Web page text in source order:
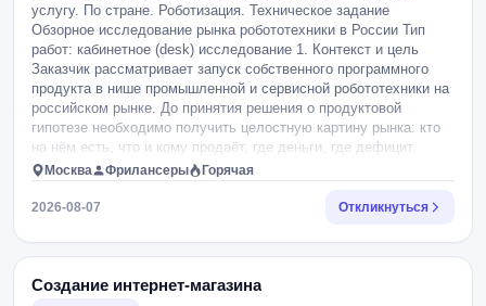
услугу. По стране. Роботизация. Техническое задание
Обзорное исследование рынка робототехники в России Тип
работ: кабинетное (desk) исследование 1. Контекст и цель
Заказчик рассматривает запуск собственного программного
продукта в нише промышленной и сервисной робототехники на
российском рынке. До принятия решения о продуктовой
гипотезе необходимо получить целостную картину рынка: кто
на нём есть, что и кому продаёт, где деньги, где дефицит.
Цель работы: сформировать фактологическую базу, на
которой заказчик сможет самостоятельно выбрать нишу для
продукта и обосновать выбор перед внешними инвесторами.
частные инвесторы. Отсюда требование: каждое
внешней защиты, то есть иметь источник и дату. Важно: от
Москва Фрилансеры Горячая
2026-08-07 Откликнуться
Создание интернет-магазина